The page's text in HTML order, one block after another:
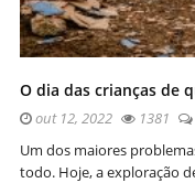
O dia das crianças de
out 12, 2022 1381
Um dos maiores
todo. Hoje, a exploração